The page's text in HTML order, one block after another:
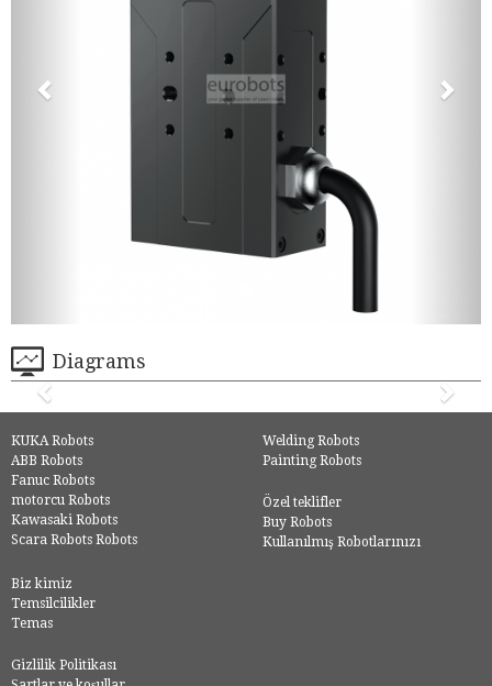
Diagrams
KUKA Robots
ABB Robots
Fanuc Robots
motorcu Robots
Kawasaki Robots
Scara Robots Robots
Welding Robots
Painting Robots
Özel teklifler
Buy Robots
Kullanılmış Robotlarınızı
Biz kimiz
Temsilcilikler
Temas
Gizlilik Politikası